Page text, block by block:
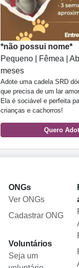
*não possui nome*
Pequeno | Fêmea |
meses
Adote uma cadela SRD
que precisa de um lar
Ela é sociável e perfeita
crianças e cachorros!
Quero
ONGs
Ver ONGs
Cadastrar ONG
Voluntários
Seja um